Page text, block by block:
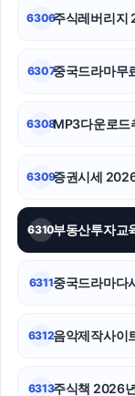
6306주식레버리지
6307중국드라마무
6308MP3다운로드
6309증권시세
6310
6311중국드라마다
6312음악제작사이
6313주식책 2026